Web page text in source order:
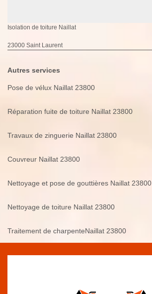
Isolation de toiture Naillat
23000 Saint Laurent
Autres services
Pose de vélux Naillat 23800
Réparation fuite de toiture Naillat 23800
Travaux de zinguerie Naillat 23800
Couvreur Naillat 23800
Nettoyage et pose de gouttières Naillat 23800
Nettoyage de toiture Naillat 23800
Traitement de charpenteNaillat 23800